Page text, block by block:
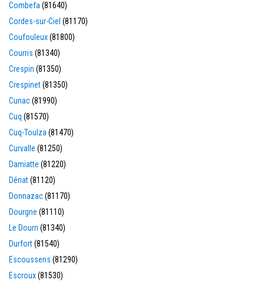
Combefa (81640)
Cordes-sur-Ciel (81170)
Coufouleux(81800)
Courris (81340)
Crespin (81350)
Crespinet(81350)
Cunac(81990)
Cuq (81570)
Cuq-Toulza (81470)
Curvalle (81250)
Damiatte (81220)
Dénat(81120)
Donnazac(81170)
Dourgne (81110)
Le Dourn (81340)
Durfort(81540)
Escoussens (81290)
Escroux(81530)